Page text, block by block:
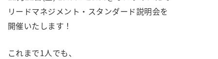
リードマネジメント・スタンダード説明会を
開催いたします！
これまで1人でも、